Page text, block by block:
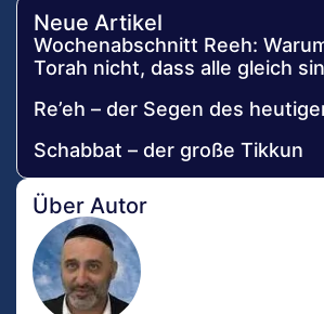
Neue Artikel
Wochenabschnitt Reeh:
Torah nicht, dass alle gleich
Re’eh – der Segen des
Schabbat – der große Tikkun
Über Autor